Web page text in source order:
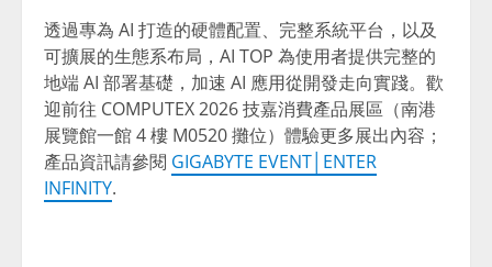
透過專為 AI 打造的硬體配置、完整系統平台，以及
可擴展的生態系布局，AI TOP 為使用者提供完整的
地端 AI 部署基礎，加速 AI 應用從開發走向實踐。歡
迎前往 COMPUTEX 2026 技嘉消費產品展區（南港
展覽館一館 4 樓 M0520 攤位）體驗更多展出內容；
產品資訊請參閱 GIGABYTE EVENT│ENTER
INFINITY.